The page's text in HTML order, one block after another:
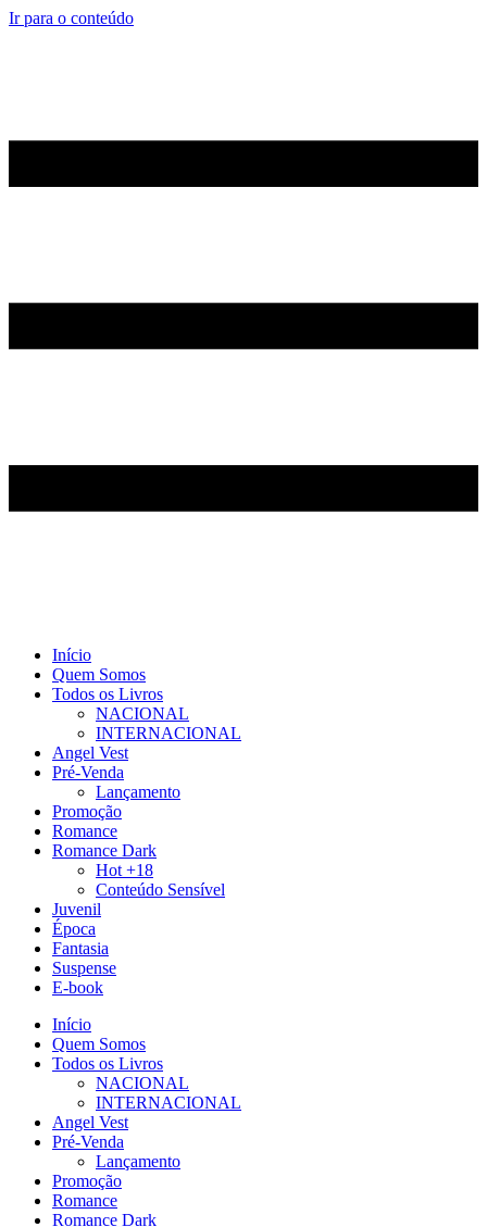
Ir para o conteúdo
Início
Quem Somos
Todos os Livros
NACIONAL
INTERNACIONAL
Angel Vest
Pré-Venda
Lançamento
Promoção
Romance
Romance Dark
Hot +18
Conteúdo Sensível
Juvenil
Época
Fantasia
Suspense
E-book
Início
Quem Somos
Todos os Livros
NACIONAL
INTERNACIONAL
Angel Vest
Pré-Venda
Lançamento
Promoção
Romance
Romance Dark